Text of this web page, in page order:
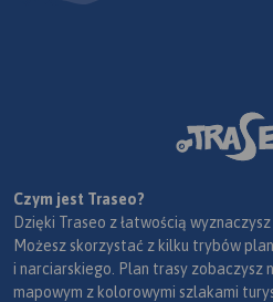
Czym jest Traseo?
Dzięki Traseo z łatwością
Możesz skorzystać z kilku trybów
i narciarskiego. Plan trasy zobaczysz
mapowym z kolorowymi szlakami